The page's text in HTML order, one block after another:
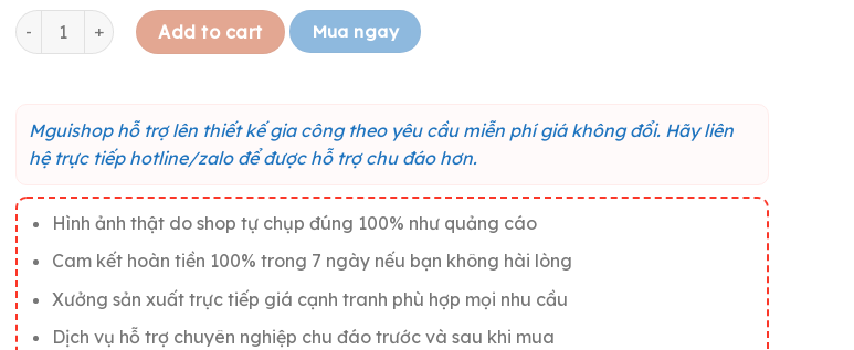
Tranh gỗ truyền động lực "Mọi vấn đề đều có cách giải quyết" M049 quantity
Add to cart Mua ngay
Mguishop hỗ trợ lên thiết kế gia công theo yêu cầu miễn phí giá không đổi. Hãy liên
hệ trực tiếp hotline/zalo để được hỗ trợ chu đáo hơn.
Hình ảnh thật do shop tự chụp đúng 100% như quảng cáo
Cam kết hoàn tiền 100% trong 7 ngày nếu bạn không hài lòng
Xưởng sản xuất trực tiếp giá cạnh tranh phù hợp mọi nhu cầu
Dịch vụ hỗ trợ chuyên nghiệp chu đáo trước và sau khi mua